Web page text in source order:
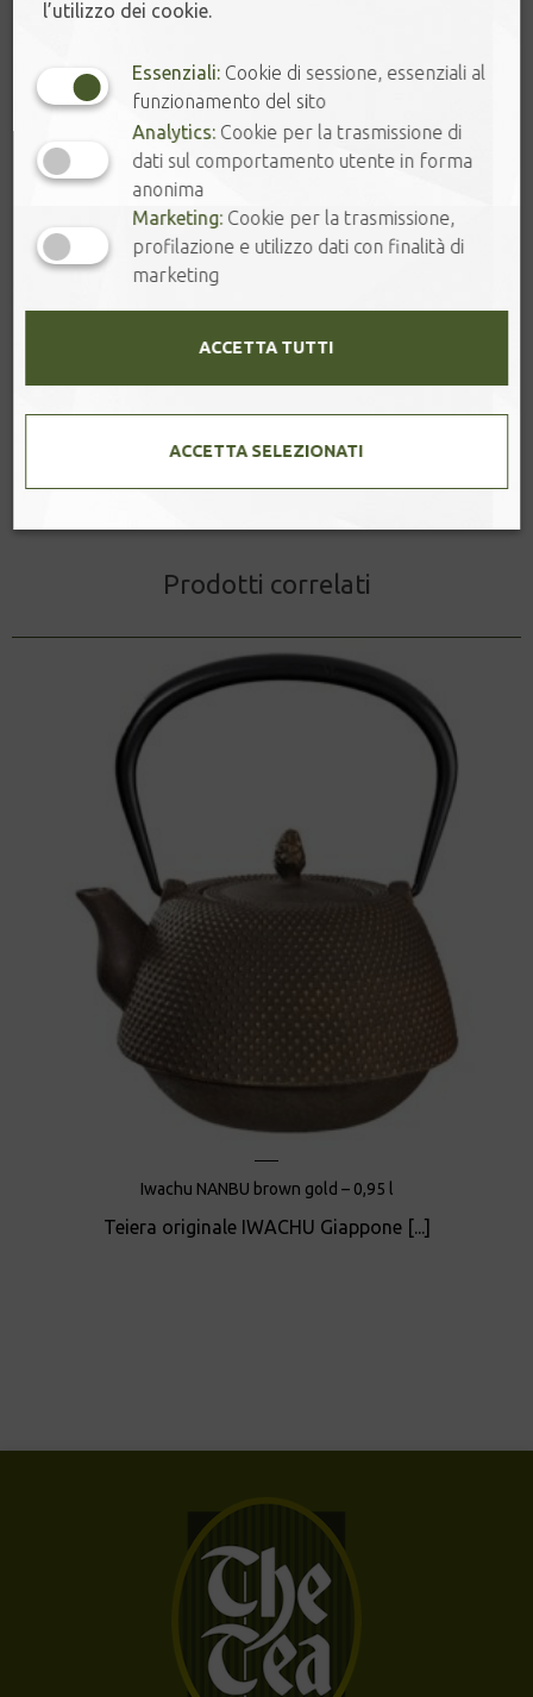
Numero infusioni:
L’infusione occidentale valorizza il lato più morbido e avvolgente
del tè, con note mielate e floreali molto armoniose.
Allergeni: NON PRESENTI
8 disponibili
GOLDEN
Prodotti correlati
Iwachu NANBU brown gold – 0,95 l
Teiera originale IWACHU Giappone [...]
l’utilizzo dei cookie.
Essenziali: Cookie di sessione, essenziali al
funzionamento del sito
Analytics: Cookie per la trasmissione di
dati sul comportamento utente in forma
anonima
Marketing: Cookie per la trasmissione,
profilazione e utilizzo dati con finalità di
marketing
ACCETTA TUTTI
ACCETTA SELEZIONATI